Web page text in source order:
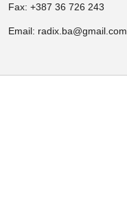
Fax: +387 36 726 243
Email: radix.ba@gmail.com